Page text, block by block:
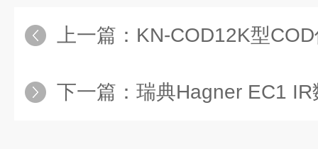
上一篇： KN-COD12K型
下一篇： 瑞典Hagner EC1